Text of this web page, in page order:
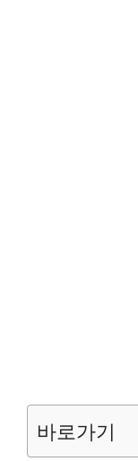
바로가기